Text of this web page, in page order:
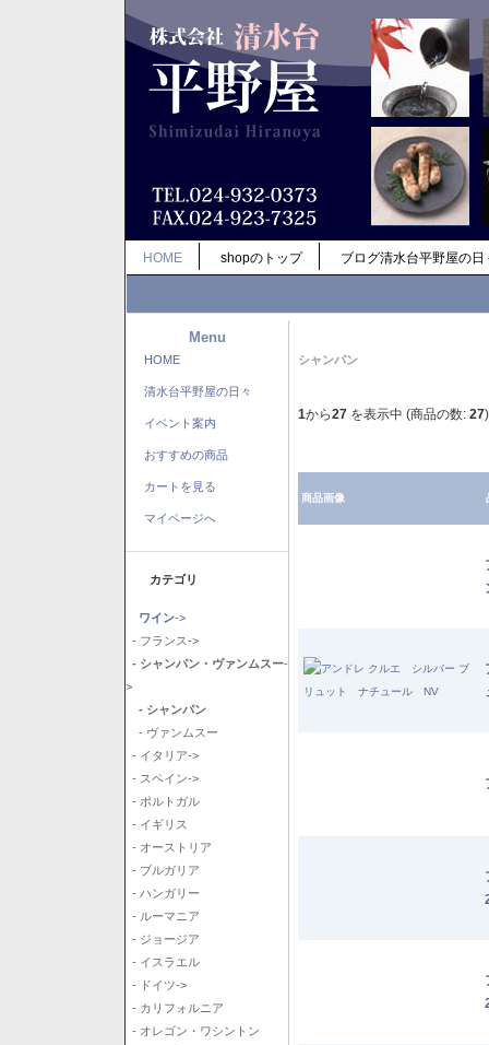
HOME shopのトップ ブログ清水台平野屋の日
Menu
HOME
清水台平野屋の日々
イベント案内
おすすめの商品
カートを見る
マイページへ
カテゴリ
ワイン->
- フランス->
- シャンパン・ヴァンムスー-
>
- シャンパン
- ヴァンムスー
- イタリア->
- スペイン->
- ポルトガル
- イギリス
- オーストリア
- ブルガリア
- ハンガリー
- ルーマニア
- ジョージア
- イスラエル
- ドイツ->
- カリフォルニア
- オレゴン・ワシントン
シャンパン
1から27 を表示中 (商品の数: 27)
商品画像